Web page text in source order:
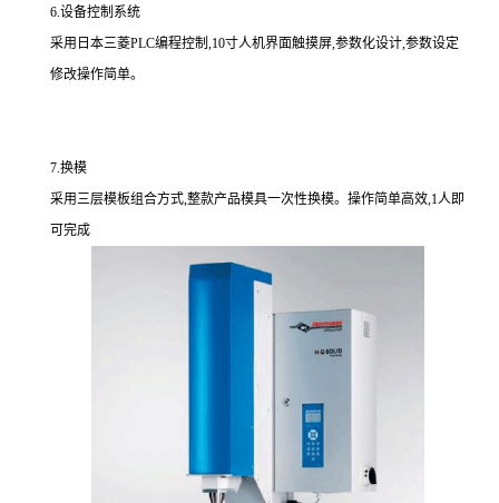
6.设备控制系统
采用日本三菱PLC编程控制,10寸人机界面触摸屏,参数化设计,参数设定
修改操作简单。
7.换模
采用三层模板组合方式,整款产品模具一次性换模。操作简单高效,1人即
可完成